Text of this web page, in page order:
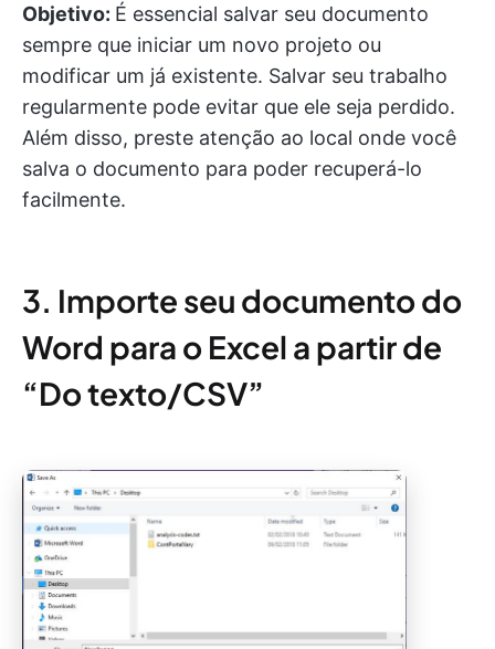
Objetivo: É essencial salvar seu documento
sempre que iniciar um novo projeto ou
modificar um já existente. Salvar seu trabalho
regularmente pode evitar que ele seja perdido.
Além disso, preste atenção ao local onde você
salva o documento para poder recuperá-lo
facilmente.
3. Importe seu documento do
Word para o Excel a partir de
“Do texto/CSV”